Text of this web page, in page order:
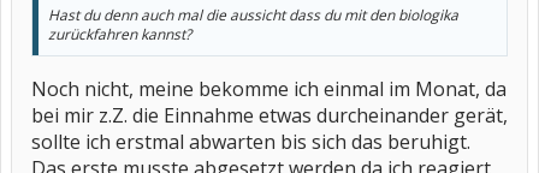
Hast du denn auch mal die aussicht dass du mit den biologika
zurückfahren kannst?
Noch nicht, meine bekomme ich einmal im Monat, da
bei mir z.Z. die Einnahme etwas durcheinander gerät,
sollte ich erstmal abwarten bis sich das beruhigt.